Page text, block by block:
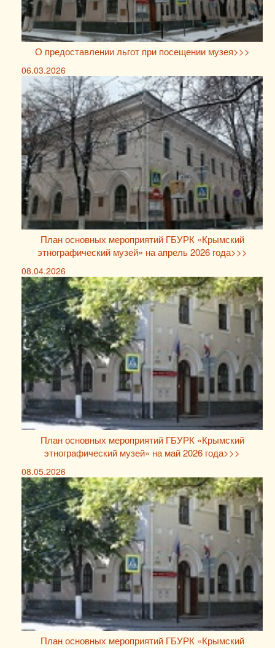
О предоставлении льгот при посещении музея>>>
06.03.2026
План основных мероприятий ГБУРК «Крымский
этнографический музей» на апрель 2026 года>>>
08.04.2026
План основных мероприятий ГБУРК «Крымский
этнографический музей» на май 2026 года>>>
08.05.2026
План основных мероприятий ГБУРК «Крымский